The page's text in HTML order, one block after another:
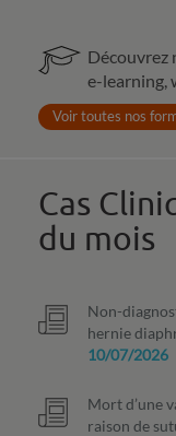
Découvrez
e-learning,
Voir toutes nos
Cas
du mois
Non-
hernie
10/07/2026
Mort d’une
raison de